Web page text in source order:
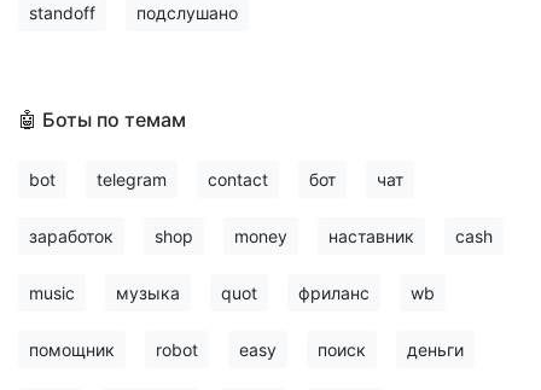
standoff подслушано
🤖 Боты по темам
bot telegram contact бот чат
заработок shop money наставник cash
music музыка quot фриланс wb
помощник robot easy поиск деньги